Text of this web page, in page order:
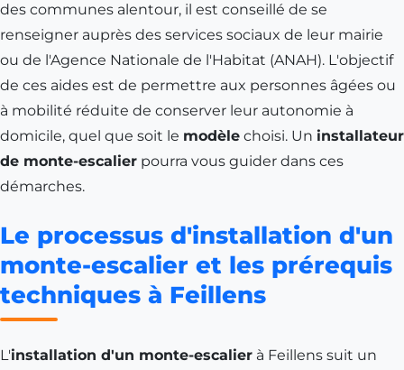
des communes alentour, il est conseillé de se
renseigner auprès des services sociaux de leur mairie
ou de l'Agence Nationale de l'Habitat (ANAH). L'objectif
de ces aides est de permettre aux personnes âgées ou
à mobilité réduite de conserver leur autonomie à
domicile, quel que soit le modèle choisi. Un installateur
de monte-escalier pourra vous guider dans ces
démarches.
Le processus d'installation d'un
monte-escalier et les prérequis
techniques à Feillens
L'installation d'un monte-escalier à Feillens suit un